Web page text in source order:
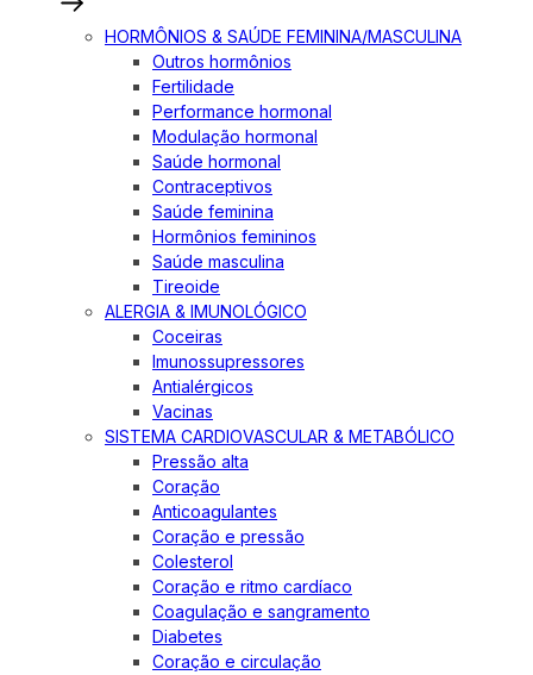
HORMÔNIOS & SAÚDE FEMININA/MASCULINA
Outros hormônios
Fertilidade
Performance hormonal
Modulação hormonal
Saúde hormonal
Contraceptivos
Saúde feminina
Hormônios femininos
Saúde masculina
Tireoide
ALERGIA & IMUNOLÓGICO
Coceiras
Imunossupressores
Antialérgicos
Vacinas
SISTEMA CARDIOVASCULAR & METABÓLICO
Pressão alta
Coração
Anticoagulantes
Coração e pressão
Colesterol
Coração e ritmo cardíaco
Coagulação e sangramento
Diabetes
Coração e circulação